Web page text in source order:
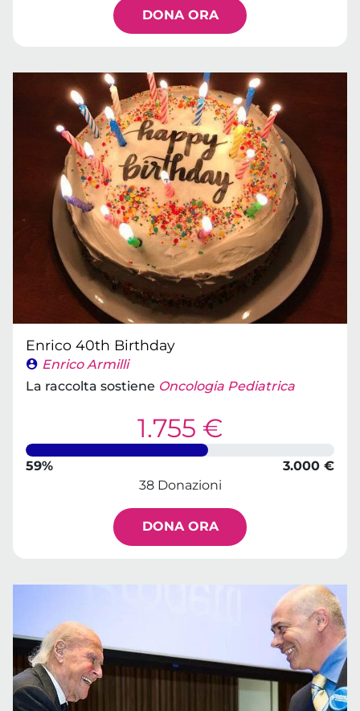
DONA ORA
Enrico 40th Birthday
Enrico Armilli
La raccolta sostiene Oncologia Pediatrica
1.755 €
59%
3.000 €
38 Donazioni
DONA ORA